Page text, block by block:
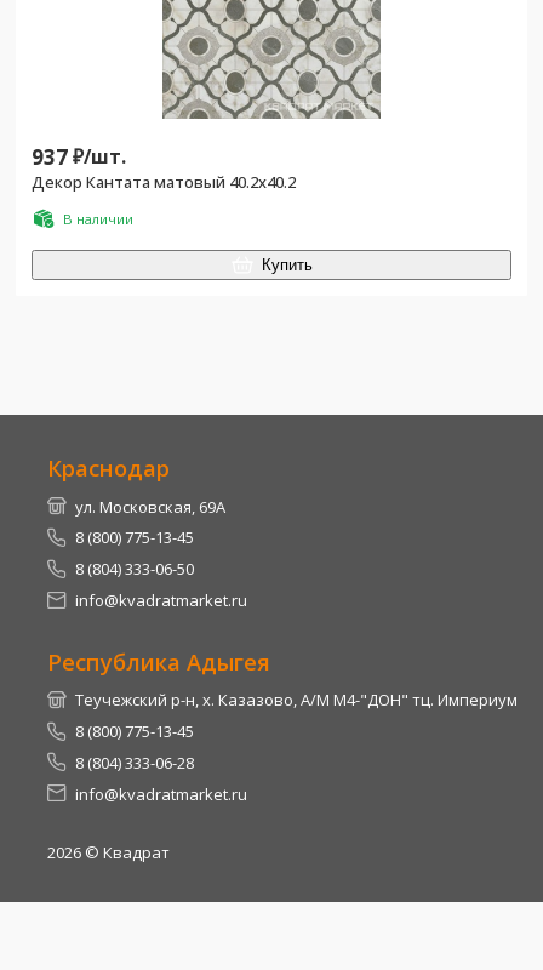
937₽/шт.
Декор Кантата матовый 40.2x40.2
В наличии
Купить
Краснодар
ул. Московская, 69А
8 (800) 775-13-45
8 (804) 333-06-50
info@kvadratmarket.ru
Республика Адыгея
Теучежский р-н, х. Казазово, А/М М4-"ДОН" тц. Империум
8 (800) 775-13-45
8 (804) 333-06-28
info@kvadratmarket.ru
2026 © Квадрат